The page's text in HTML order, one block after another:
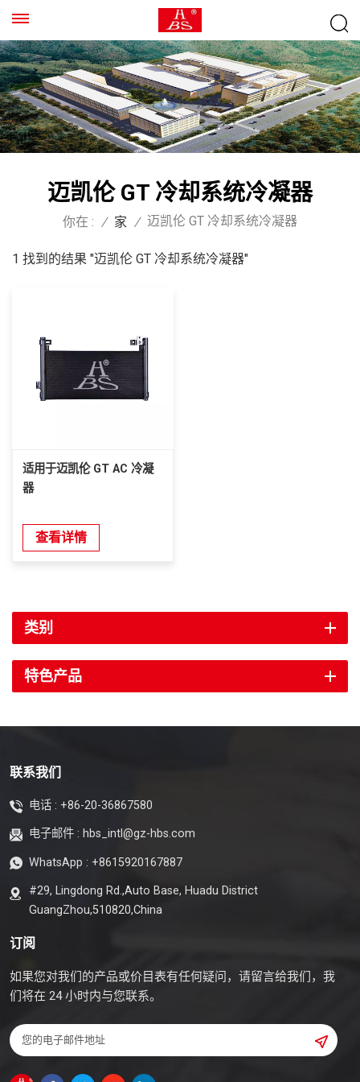
迈凯伦 GT 冷却系统冷凝器
你在 : / 家 / 迈凯伦 GT 冷却系统冷凝器
1 找到的结果 "迈凯伦 GT 冷却系统冷凝器"
适用于迈凯伦 GT AC 冷凝
器
查看详情
类别
特色产品
联系我们
电话 : +86-20-36867580
电子邮件 : hbs_intl@gz-hbs.com
WhatsApp : +8615920167887
#29, Lingdong Rd.,Auto Base, Huadu District
GuangZhou,510820,China
订阅
如果您对我们的产品或价目表有任何疑问，请留言给我们，我
们将在 24 小时内与您联系。